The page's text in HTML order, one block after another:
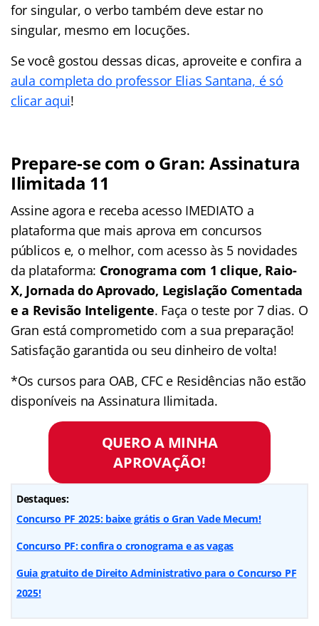
for singular, o verbo também deve estar no
singular, mesmo em locuções.
Se você gostou dessas dicas, aproveite e confira a
aula completa do professor Elias Santana, é só
clicar aqui!
Prepare-se com o Gran: Assinatura
Ilimitada 11
Assine agora e receba acesso IMEDIATO a
plataforma que mais aprova em concursos
públicos e, o melhor, com acesso às 5 novidades
da plataforma: Cronograma com 1 clique, Raio-
X, Jornada do Aprovado, Legislação Comentada
e a Revisão Inteligente. Faça o teste por 7 dias. O
Gran está comprometido com a sua preparação!
Satisfação garantida ou seu dinheiro de volta!
*Os cursos para OAB, CFC e Residências não estão
disponíveis na Assinatura Ilimitada.
QUERO A MINHA
APROVAÇÃO!
Destaques:
Concurso PF 2025: baixe grátis o Gran Vade Mecum!
Concurso PF: confira o cronograma e as vagas
Guia gratuito de Direito Administrativo para o Concurso PF
2025!